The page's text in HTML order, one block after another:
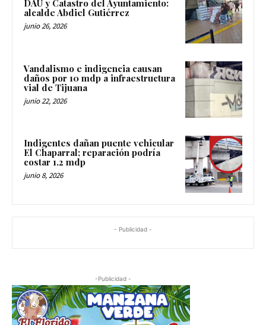
DAU y Catastro del Ayuntamiento:
alcalde Abdiel Gutiérrez
junio 26, 2026
Vandalismo e indigencia causan
daños por 10 mdp a infraestructura
vial de Tijuana
junio 22, 2026
Indigentes dañan puente vehicular
El Chaparral; reparación podría
costar 1.2 mdp
junio 8, 2026
- Publicidad -
-Publicidad -